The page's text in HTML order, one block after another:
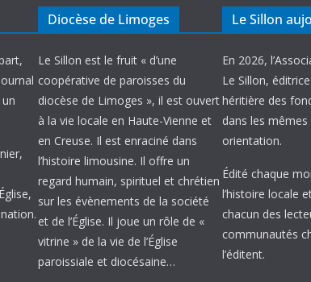
Diocèse de Limoges
Le Sillon est le fruit « d’une
coopérative de paroisses du
diocèse de Limoges », il est ouvert
à la vie locale en Haute-Vienne et
en Creuse. Il est enraciné dans
l’histoire limousine. Il offre un
regard humain, spirituel et chrétien
sur les évènements de la société
et de l’Église. Il joue un rôle de «
vitrine » de la vie de l’Église
paroissiale et diocésaine…
Le Sillon
En 2026,
Le Sillon,
héritière des
dans les
orientation.
Édité chaque
l’histoire locale
chacun des
communautés
l’éditent.